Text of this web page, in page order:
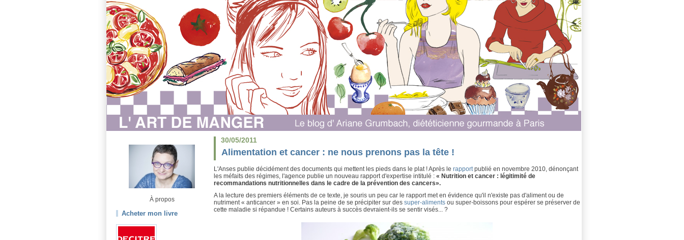
À propos
Acheter mon livre
30/05/2011
Alimentation et cancer : ne nous prenons pas la tête !
L'Anses publie décidément des documents qui mettent les pieds dans le plat ! Après le rapportpublié en novembre 2010, dénonçant
les méfaits des régimes, l'agence publie un nouveau rapport d'expertise intitulé : « Nutrition et cancer : légitimité de
recommandations nutritionnelles dans le cadre de la prévention des cancers».
A la lecture des premiers éléments de ce texte, je souris un peu car le rapport met en évidence qu'il n'existe pas d'aliment ou de
nutriment « anticancer » en soi. Pas la peine de se précipiter sur des super-aliments ou super-boissons pour espérer se préserver de
cette maladie si répandue ! Certains auteurs à succès devraient-ils se sentir visés... ?